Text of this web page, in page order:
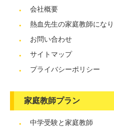
会社概要
熱血先生の家庭教師にな
お問い合わせ
サイトマップ
プライバシーポリシー
家庭教師プラン
中学受験と家庭教師